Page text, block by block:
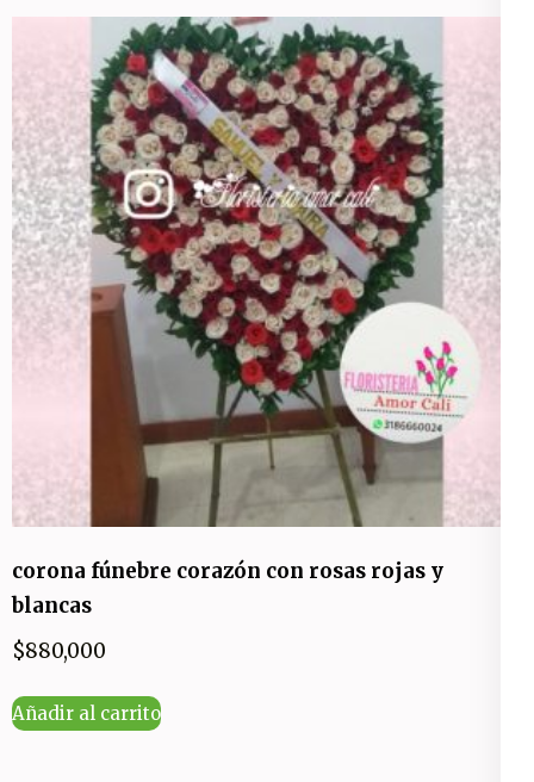
corona fúnebre corazón con rosas rojas y
blancas
$880,000
Añadir al carrito